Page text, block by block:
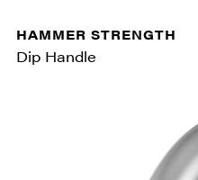
HAMMER STRENGTH
Dip Handle